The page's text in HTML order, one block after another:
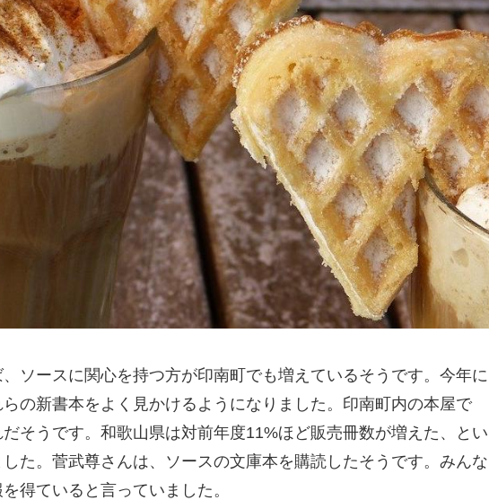
ソースに関心を持つ方が印南町でも増えているそうです。今年に
の新書本をよく見かけるようになりました。印南町内の本屋で
そうです。和歌山県は対前年度11%ほど販売冊数が増えた、とい
た。菅武尊さんは、ソースの文庫本を購読したそうです。みんな
得ていると言っていました。